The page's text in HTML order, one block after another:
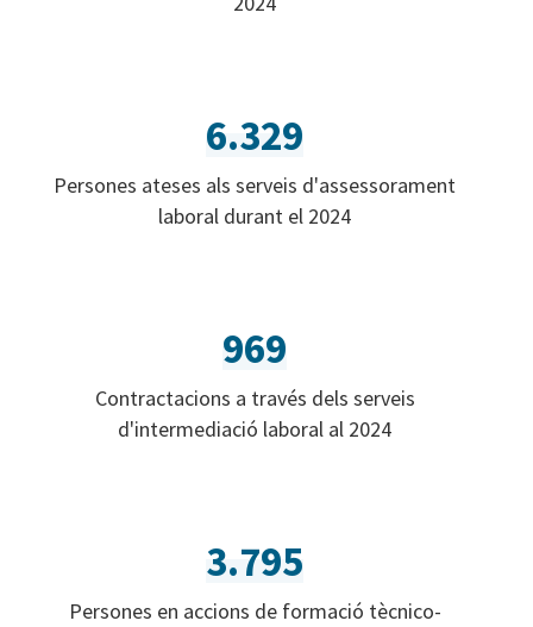
6.329
Persones ateses als serveis d'assessorament
laboral durant el 2024
969
Contractacions a través dels serveis
d'intermediació laboral al 2024
3.795
Persones en accions de formació tècnico-